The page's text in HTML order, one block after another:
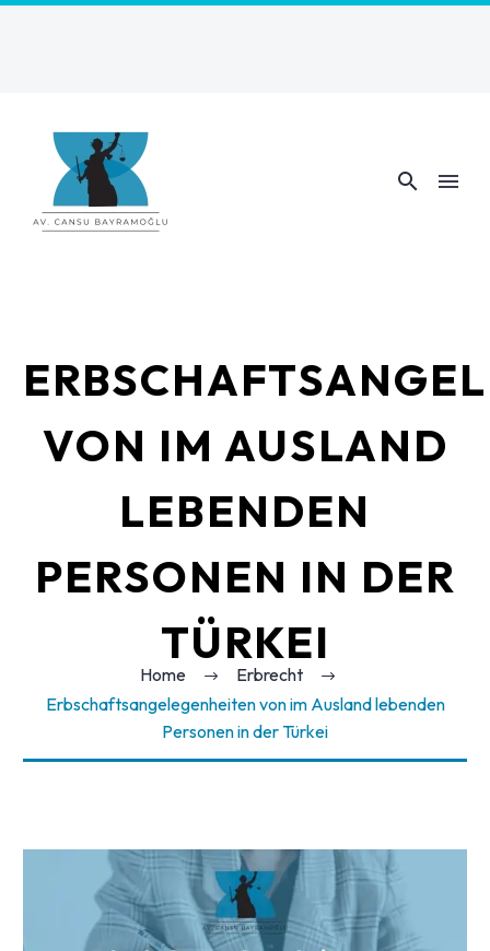
VON IM AUSLAND
LEBENDEN
PERSONEN IN DER
TÜRKEI
Home
Erbrecht
Erbschaftsangelegenheiten von im Ausland lebenden
Personen in der Türkei